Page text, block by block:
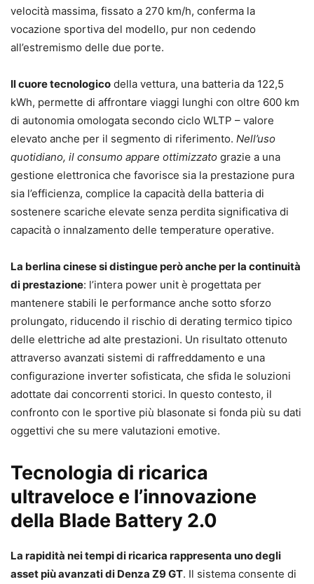
velocità massima, fissato a 270 km/h, conferma la
vocazione sportiva del modello, pur non cedendo
all’estremismo delle due porte.
Il cuore tecnologico della vettura, una batteria da 122,5
kWh, permette di affrontare viaggi lunghi con oltre 600 km
di autonomia omologata secondo ciclo WLTP – valore
elevato anche per il segmento di riferimento. Nell’uso
quotidiano, il consumo appare ottimizzato grazie a una
gestione elettronica che favorisce sia la prestazione pura
sia l’efficienza, complice la capacità della batteria di
sostenere scariche elevate senza perdita significativa di
capacità o innalzamento delle temperature operative.
La berlina cinese si distingue però anche per la continuità
di prestazione: l’intera power unit è progettata per
mantenere stabili le performance anche sotto sforzo
prolungato, riducendo il rischio di derating termico tipico
delle elettriche ad alte prestazioni. Un risultato ottenuto
attraverso avanzati sistemi di raffreddamento e una
configurazione inverter sofisticata, che sfida le soluzioni
adottate dai concorrenti storici. In questo contesto, il
confronto con le sportive più blasonate si fonda più su dati
oggettivi che su mere valutazioni emotive.
Tecnologia di ricarica
ultraveloce e l’innovazione
della Blade Battery 2.0
La rapidità nei tempi di ricarica rappresenta uno degli
asset più avanzati di Denza Z9 GT. Il sistema consente di